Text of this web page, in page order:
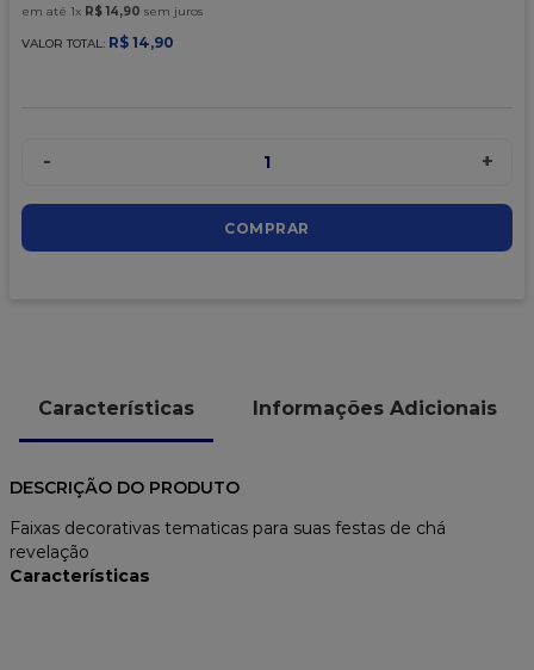
em até 1x R$ 14,90 sem juros
VALOR TOTAL: R$ 14,90
- 1 +
COMPRAR
Características Informações Adicionais
DESCRIÇÃO DO PRODUTO
Faixas decorativas tematicas para suas festas de chá
revelação
Características
9 º
caixa kraft
10º chocolate